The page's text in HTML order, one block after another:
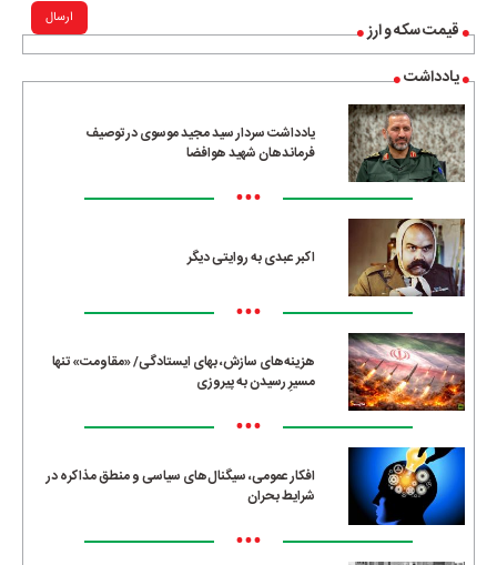
قیمت سکه و ارز
یادداشت
یادداشت سردار سید مجید موسوی در توصیف
فرماندهان شهید هوافضا
•••
اکبر عبدی به روایتی دیگر
•••
هزینه‌های سازش، بهای ایستادگی/ «مقاومت» تنها
مسیرِ رسیدن به پیروزی
•••
افکار عمومی، سیگنال‌های سیاسی و منطق مذاکره در
شرایط بحران
•••
ارسال